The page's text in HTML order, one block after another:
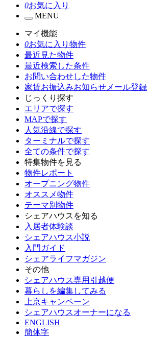
0お気に入り
MENU
マイ機能
0お気に入り物件
最近見た物件
最近検索した条件
お問い合わせした物件
家賃お振込みお知らせメール登録
じっくり探す
エリアで探す
MAPで探す
人気沿線で探す
ターミナルで探す
全ての条件で探す
特集物件を見る
物件レポート
オープニング物件
オススメ物件
テーマ別物件
シェアハウスを知る
入居者体験談
シェアハウス小説
入門ガイド
シェアライフマガジン
その他
シェアハウス専用引越便
暮らしを編集してみる
上京キャンペーン
シェアハウスオーナーになる
ENGLISH
簡体字